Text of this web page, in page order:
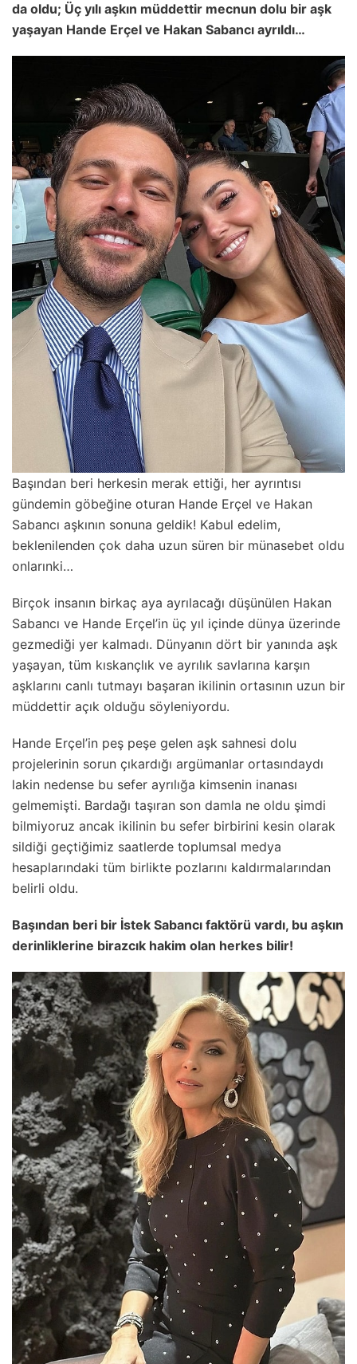
da oldu; Üç yılı aşkın müddettir mecnun dolu bir aşk
yaşayan Hande Erçel ve Hakan Sabancı ayrıldı…
Başından beri herkesin merak ettiği, her ayrıntısı
gündemin göbeğine oturan Hande Erçel ve Hakan
Sabancı aşkının sonuna geldik! Kabul edelim,
beklenilenden çok daha uzun süren bir münasebet oldu
onlarınki…
Birçok insanın birkaç aya ayrılacağı düşünülen Hakan
Sabancı ve Hande Erçel’in üç yıl içinde dünya üzerinde
gezmediği yer kalmadı. Dünyanın dört bir yanında aşk
yaşayan, tüm kıskançlık ve ayrılık savlarına karşın
aşklarını canlı tutmayı başaran ikilinin ortasının uzun bir
müddettir açık olduğu söyleniyordu.
Hande Erçel’in peş peşe gelen aşk sahnesi dolu
projelerinin sorun çıkardığı argümanlar ortasındaydı
lakin nedense bu sefer ayrılığa kimsenin inanası
gelmemişti. Bardağı taşıran son damla ne oldu şimdi
bilmiyoruz ancak ikilinin bu sefer birbirini kesin olarak
sildiği geçtiğimiz saatlerde toplumsal medya
hesaplarındaki tüm birlikte pozlarını kaldırmalarından
belirli oldu.
Başından beri bir İstek Sabancı faktörü vardı, bu aşkın
derinliklerine birazcık hakim olan herkes bilir!